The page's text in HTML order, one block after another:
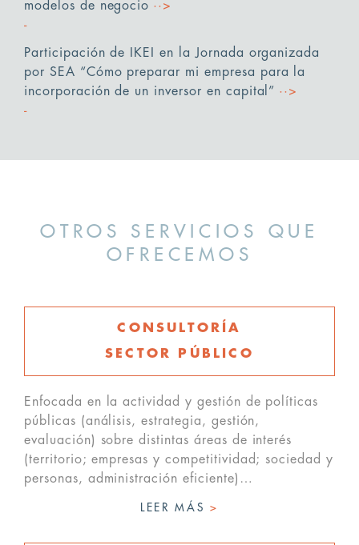
modelos de negocio ··>
Participación de IKEI en la Jornada organizada
por SEA “Cómo preparar mi empresa para la
incorporación de un inversor en capital” ··>
OTROS SERVICIOS QUE
OFRECEMOS
CONSULTORÍA
SECTOR PÚBLICO
Enfocada en la actividad y gestión de políticas
públicas (análisis, estrategia, gestión,
evaluación) sobre distintas áreas de interés
(territorio; empresas y competitividad; sociedad y
personas, administración eficiente)…
LEER MÁS>